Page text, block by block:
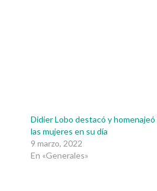
Didier Lobo destacó y homenajeó
las mujeres en su día
9 marzo, 2022
En «Generales»